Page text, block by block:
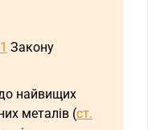
Закону
до найвищих
металів (ст.